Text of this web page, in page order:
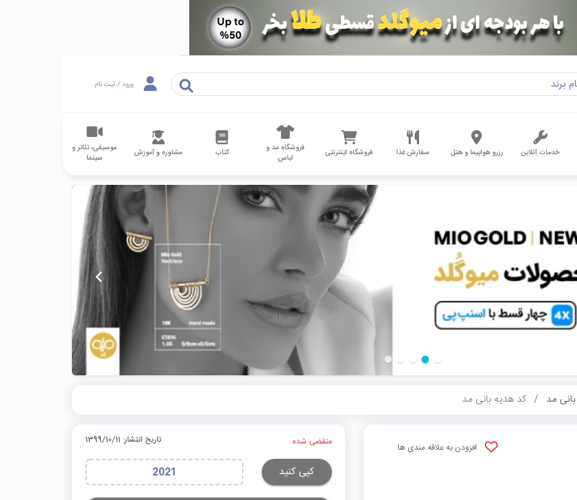
ورود / ثبت نام
خدمات آنلاین رزرو هواپیما و هتل سفارش غذا فروشگاه اینترنتی
فروشگاه مد و
لباس
کتاب مشاوره و آموزش
موسیقی، تئاتر و
سینما
بانی مد کد هدیه بانی مد
افزودن به علاقه مندی ها منقضی شده تاریخ انتشار: 1399/10/11
کپی کنید 2021